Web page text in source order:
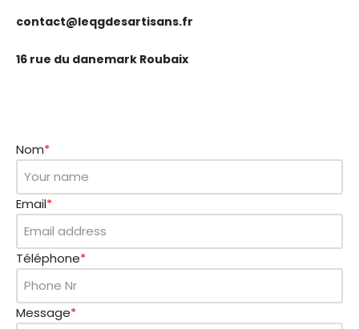
contact@leqgdesartisans.fr
16 rue du danemark Roubaix
Nom*
Email*
Téléphone*
Message*